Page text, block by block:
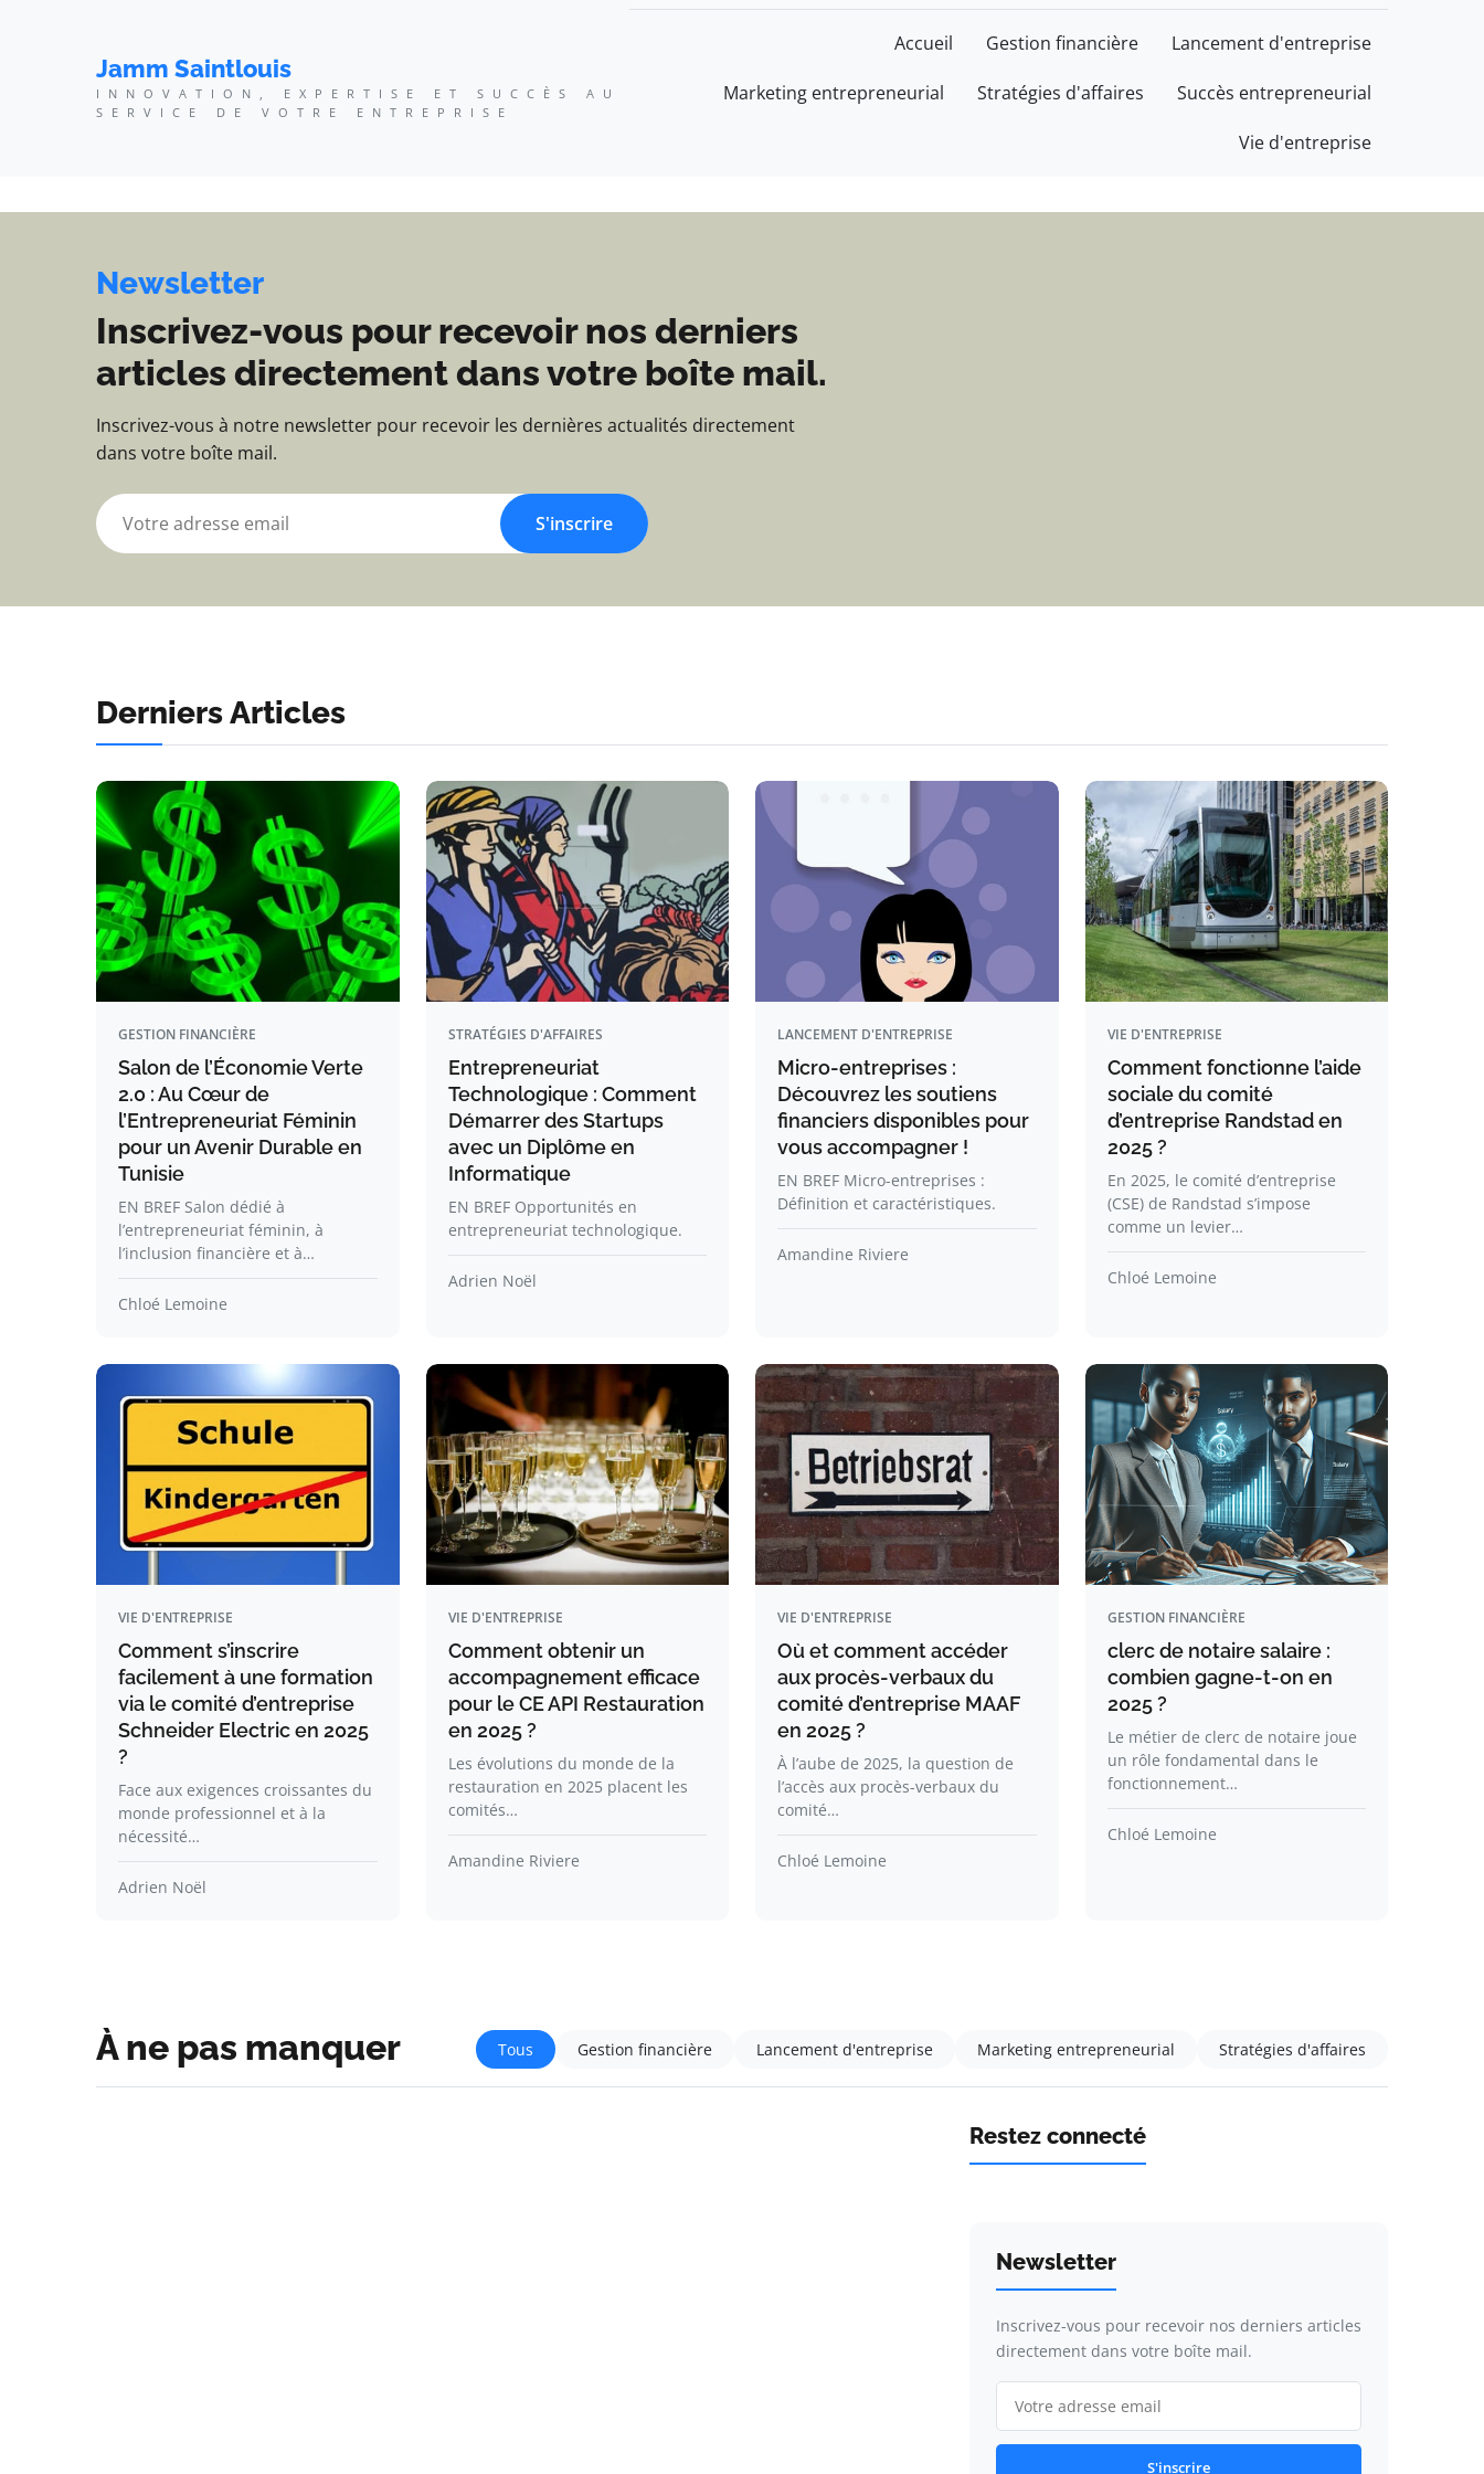
Jamm Saintlouis - Innovation, expertise et succès au service de votre
Jamm Saintlouis
INNOVATION, EXPERTISE ET SUCCÈS AU
SERVICE DE VOTRE ENTREPRISE
Accueil Gestion financière Lancement d'entreprise
Marketing entrepreneurial Stratégies d'affaires Succès entrepreneurial
Vie d'entreprise
Newsletter
Inscrivez-vous pour recevoir nos derniers
articles directement dans votre boîte mail.
Inscrivez-vous à notre newsletter pour recevoir les dernières actualités directement
dans votre boîte mail.
S'inscrire
Derniers Articles
GESTION FINANCIÈRE
Salon de l’Économie Verte
2.0 : Au Cœur de
l’Entrepreneuriat Féminin
pour un Avenir Durable en
Tunisie
EN BREF Salon dédié à
l’entrepreneuriat féminin, à
l’inclusion financière et à…
Chloé Lemoine
STRATÉGIES D'AFFAIRES
Entrepreneuriat
Technologique : Comment
Démarrer des Startups
avec un Diplôme en
Informatique
EN BREF Opportunités en
entrepreneuriat technologique.
Adrien Noël
LANCEMENT D'ENTREPRISE
Micro-entreprises :
Découvrez les soutiens
financiers disponibles pour
vous accompagner !
EN BREF Micro-entreprises :
Définition et caractéristiques.
Amandine Riviere
VIE D'ENTREPRISE
Comment fonctionne l’aide
sociale du comité
d’entreprise Randstad en
2025 ?
En 2025, le comité d’entreprise
(CSE) de Randstad s’impose
comme un levier…
Chloé Lemoine
VIE D'ENTREPRISE
Comment s’inscrire
facilement à une formation
via le comité d’entreprise
Schneider Electric en 2025
?
Face aux exigences croissantes du
monde professionnel et à la
nécessité…
Adrien Noël
VIE D'ENTREPRISE
Comment obtenir un
accompagnement efficace
pour le CE API Restauration
en 2025 ?
Les évolutions du monde de la
restauration en 2025 placent les
comités…
Amandine Riviere
VIE D'ENTREPRISE
Où et comment accéder
aux procès-verbaux du
comité d’entreprise MAAF
en 2025 ?
À l’aube de 2025, la question de
l’accès aux procès-verbaux du
comité…
Chloé Lemoine
GESTION FINANCIÈRE
clerc de notaire salaire :
combien gagne-t-on en
2025 ?
Le métier de clerc de notaire joue
un rôle fondamental dans le
fonctionnement…
Chloé Lemoine
À ne pas manquer Tous Gestion financière Lancement d'entreprise Marketing entrepreneurial Stratégies d'affaires
Restez connecté
Newsletter
Inscrivez-vous pour recevoir nos derniers articles
directement dans votre boîte mail.
S'inscrire